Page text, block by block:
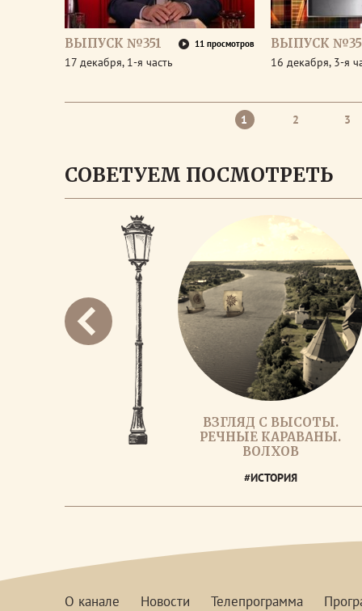
ВЫПУСК №351 11 просмотров
17 декабря, 1-я часть
ВЫПУСК
16 декабря, 3-я
1 2 3
СОВЕТУЕМ ПОСМОТРЕТЬ
ВЗГЛЯД С ВЫСОТЫ.
РЕЧНЫЕ КАРАВАНЫ.
ВОЛХОВ
#ИСТОРИЯ
О канале Новости Телепрограмма